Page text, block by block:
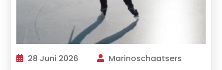
28 Juni 2026 Marinoschaatsers